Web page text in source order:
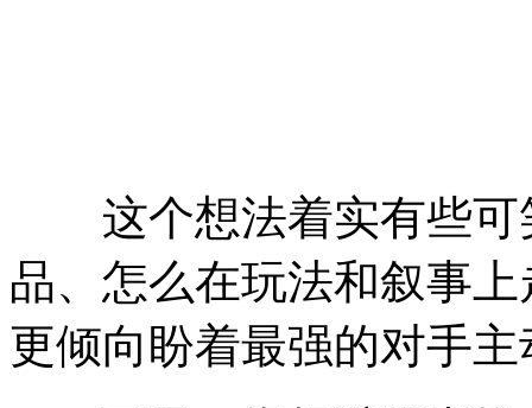
这个想法着实有些可
品、怎么在玩法和叙事
更倾向盼着最强的对手